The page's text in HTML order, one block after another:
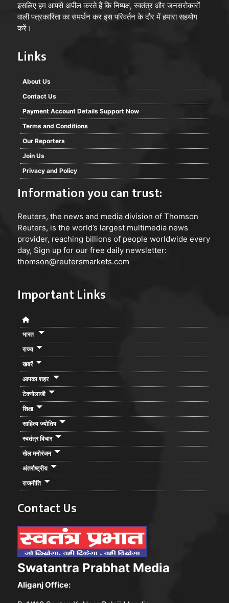
इसलिए हम आपसे अपील करते हैं कि निष्पक्ष, स्वतंत्र और जनसरोकारों
वाली पत्रकारिता का समर्थन कर इस परिवर्तन के दौर में हमारा सहयोग
करें।
Links
About Us
Contact Us
Payment Account Details Support Now
Terms and Conditions
Our Reporters
Join Us
Privacy and Policy
Information you can trust:
Reuters, the news and media division of Thomson
Reuters, is the world’s largest multimedia news
provider, reaching billions of people worldwide every
day, Sign up for our free daily newsletter:
thomson@reutersmarkets.com
Important Links
भारत
राज्य
खबरें
आपका शहर
टेक्नोलाजी
शिक्षा
साहित्य ज्योतिष
स्वतंत्र विचार
खेल मनोरंजन
अंतर्राष्ट्रीय
राजनीति
Contact Us
Swatantra Prabhat Media
Aliganj Office: